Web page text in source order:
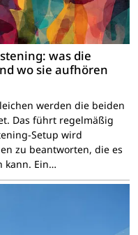
was die
wo sie aufhören
werden die beiden
Das führt regelmäßig
Setup wird
zu beantworten, die es
kann. Ein…